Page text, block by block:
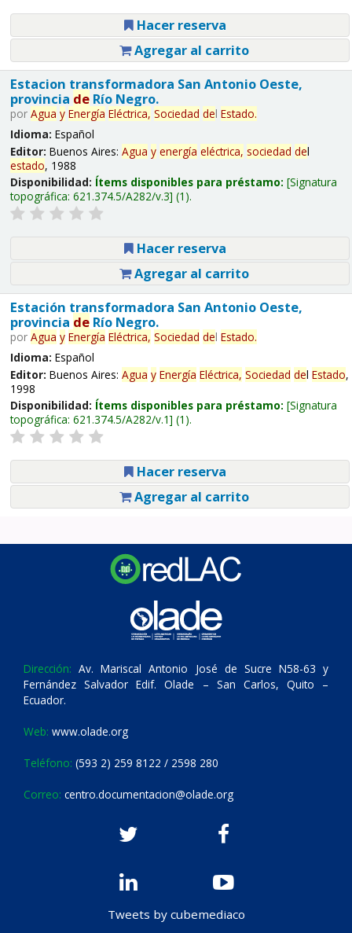
Hacer reserva
Agregar al carrito
Estacion transformadora San Antonio Oeste,
provincia deRío Negro.
por Agua y Energía Eléctrica, Sociedad del Estado.
Idioma: Español
Editor: Buenos Aires: Agua y energía eléctrica, sociedad del
estado, 1988
Disponibilidad: Ítems disponibles para préstamo: Signatura
topográfica: 621.374.5/A282/v.3 (1).
Hacer reserva
Agregar al carrito
Estación transformadora San Antonio Oeste,
provincia deRío Negro.
por Agua y Energía Eléctrica, Sociedad del Estado.
Idioma: Español
Editor: Buenos Aires: Agua y Energía Eléctrica, Sociedad del Estado,
1998
Disponibilidad: Ítems disponibles para préstamo: Signatura
topográfica: 621.374.5/A282/v.1 (1).
Hacer reserva
Agregar al carrito
Dirección: Av. Mariscal Antonio José de Sucre N58-63 y
Fernández Salvador Edif. Olade – San Carlos, Quito –
Ecuador.
Web: www.olade.org
Teléfono: (593 2) 259 8122 / 2598 280
Correo: centro.documentacion@olade.org
Tweets by cubemediaco